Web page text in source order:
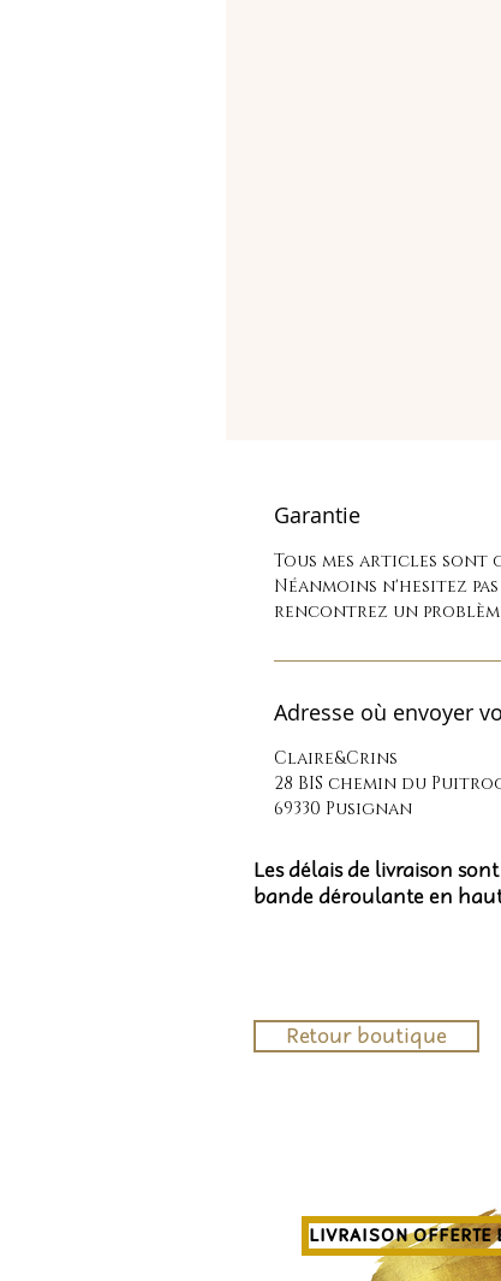
Garantie
Tous mes articles sont
Néanmoins n'hesitez
rencontrez un
Adresse où envoyer
Claire&Crins
28 BIS chemin du
69330 Pusignan
Les délais de livraison
bande déroulante en
Retour boutique
LIVRAISON OFFERTE